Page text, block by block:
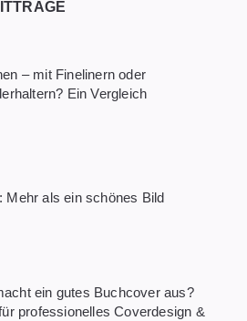
– mit Finelinern oder
Ein Vergleich
Mehr als ein schönes Bild
ein gutes Buchcover aus?
professionelles Coverdesign &